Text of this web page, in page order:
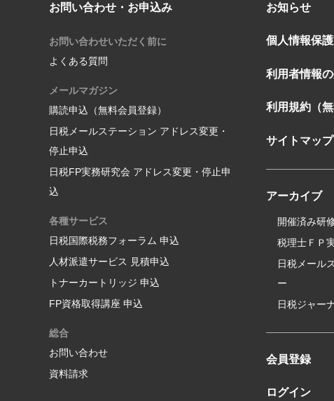
お問い合わせ・お申込み
お問い合わせいただく前に
よくある質問
メールマガジン
購読申込（無料会員登録）
日税メールステーション アドレス変更・
停止申込
日税FP実務研究会 アドレス変更・停止申
込
各種サービス
日税国際税務フォーラム 申込
人材派遣サービス 見積申込
トナーカートリッジ 申込
FP資格取得講座 申込
総合
お問い合わせ
資料請求
お知らせ
個人情報保
利用者情報
利用規約（無
サイトマップ
アーカイブ
開催済み研
税理士ＦＰ
日税メール
ー
日税ジャー
会員登録
ログイン